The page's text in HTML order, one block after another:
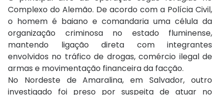
Complexo do Alemão. De acordo com a Polícia Civil,
o homem é baiano e comandaria uma célula da
organização criminosa no estado fluminense,
mantendo ligação direta com integrantes
envolvidos no tráfico de drogas, comércio ilegal de
armas e movimentação financeira da facção.
No Nordeste de Amaralina, em Salvador, outro
investigado foi preso por suspeita de atuar no